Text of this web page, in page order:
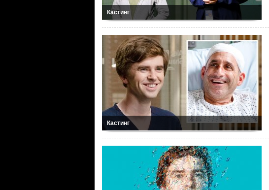
Кастинг
Кастинг